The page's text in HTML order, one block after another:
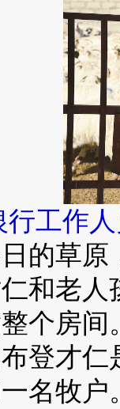
行工作
草原，
和老人
个房间
才仁是
名牧户